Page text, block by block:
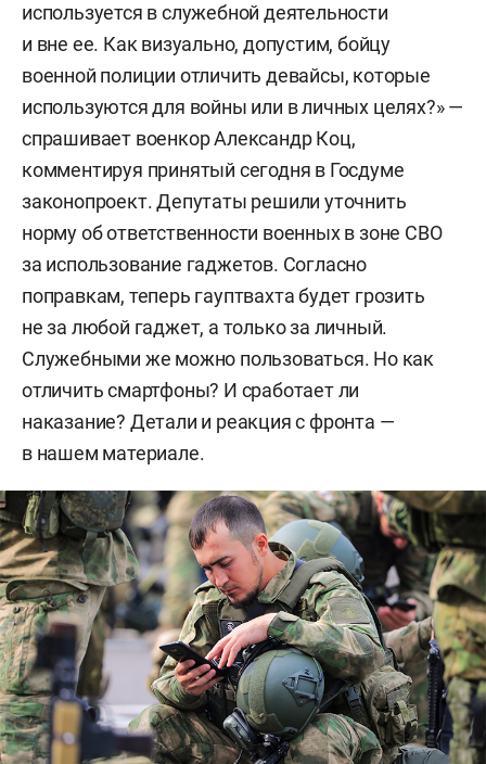
используется в служебной деятельности
и вне ее. Как визуально, допустим, бойцу
военной полиции отличить девайсы, которые
используются для войны или в личных целях?» —
спрашивает военкор Александр Коц,
комментируя принятый сегодня в Госдуме
законопроект. Депутаты решили уточнить
норму об ответственности военных в зоне СВО
за использование гаджетов. Согласно
поправкам, теперь гауптвахта будет грозить
не за любой гаджет, а только за личный.
Служебными же можно пользоваться. Но как
отличить смартфоны? И сработает ли
наказание? Детали и реакция с фронта —
в нашем материале.